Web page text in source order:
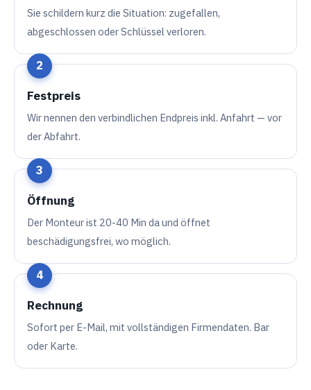
Sie schildern kurz die Situation: zugefallen,
abgeschlossen oder Schlüssel verloren.
Festpreis
Wir nennen den verbindlichen Endpreis inkl. Anfahrt — vor
der Abfahrt.
Öffnung
Der Monteur ist 20-40 Min da und öffnet
beschädigungsfrei, wo möglich.
Rechnung
Sofort per E-Mail, mit vollständigen Firmendaten. Bar
oder Karte.